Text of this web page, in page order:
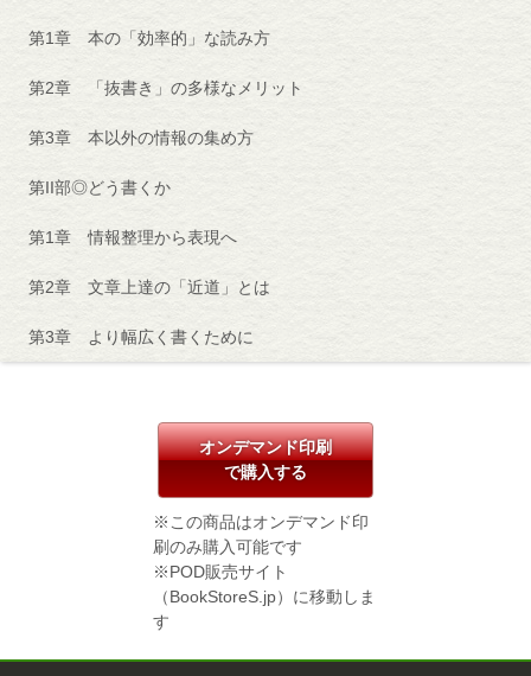
第1章 本の「効率的」な読み方
第2章 「抜書き」の多様なメリット
第3章 本以外の情報の集め方
第II部◎どう書くか
第1章 情報整理から表現へ
第2章 文章上達の「近道」とは
第3章 より幅広く書くために
オンデマンド印刷
で購入する
※この商品はオンデマンド印
刷のみ購入可能です
※POD販売サイト
（BookStoreS.jp）に移動しま
す